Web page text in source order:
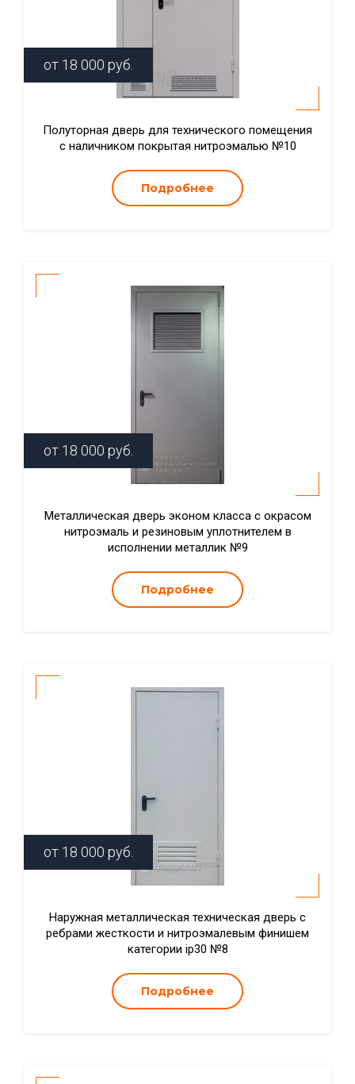
от 18 000 руб.
Полуторная дверь для технического помещения
с наличником покрытая нитроэмалью №10
Подробнее
от 18 000 руб.
Металлическая дверь эконом класса с окрасом
нитроэмаль и резиновым уплотнителем в
исполнении металлик №9
Подробнее
от 18 000 руб.
Наружная металлическая техническая дверь с
ребрами жесткости и нитроэмалевым финишем
категории ip30 №8
Подробнее